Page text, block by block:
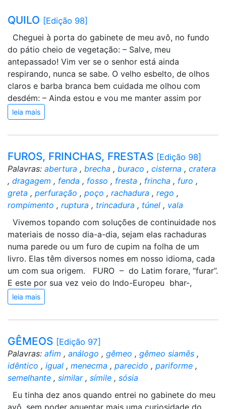
QUILO [Edição 98]
Cheguei à porta do gabinete de meu avô, no fundo
do pátio cheio de vegetação: – Salve, meu
antepassado! Vim ver se o senhor está ainda
respirando, nunca se sabe. O velho esbelto, de olhos
claros e barba branca bem cuidada me olhou com
desdém: – Ainda estou e vou me manter assim por
leia mais
FUROS, FRINCHAS, FRESTAS [Edição 98]
Palavras: abertura , brecha , buraco , cisterna , cratera
, dragagem , fenda , fosso , fresta , frincha , furo ,
greta , perfuração , poço , rachadura , rego ,
rompimento , ruptura , trincadura , túnel , vala
Vivemos topando com soluções de continuidade nos
materiais de nosso dia-a-dia, sejam elas rachaduras
numa parede ou um furo de cupim na folha de um
livro. Elas têm diversos nomes em nosso idioma, cada
um com sua origem. FURO – do Latim forare, “furar”.
E este por sua vez veio do Indo-Europeu bhar-,
leia mais
GÊMEOS [Edição 97]
Palavras: afim , análogo , gêmeo , gêmeo siamês ,
idêntico , igual , menecma , parecido , pariforme ,
semelhante , similar, símile , sósia
Eu tinha dez anos quando entrei no gabinete do meu
avô, sem poder aguentar mais uma curiosidade do